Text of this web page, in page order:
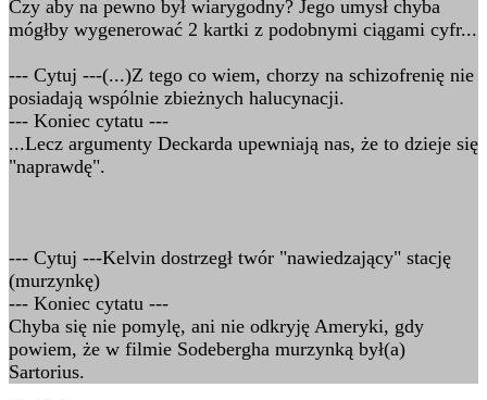
Czy aby na pewno był wiarygodny? Jego umysł chyba
mógłby wygenerować 2 kartki z podobnymi ciągami cyfr...
--- Cytuj ---(...)Z tego co wiem, chorzy na schizofrenię nie
posiadają wspólnie zbieżnych halucynacji.
--- Koniec cytatu ---
...Lecz argumenty Deckarda upewniają nas, że to dzieje się
"naprawdę".
--- Cytuj ---Kelvin dostrzegł twór "nawiedzający" stację
(murzynkę)
--- Koniec cytatu ---
Chyba się nie pomylę, ani nie odkryję Ameryki, gdy
powiem, że w filmie Sodebergha murzynką był(a)
Sartorius.